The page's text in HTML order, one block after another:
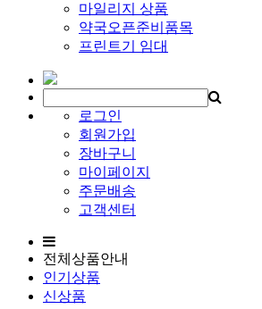
마일리지 상품
약국오픈준비품목
프린트기 임대
로그인
회원가입
장바구니
마이페이지
주문배송
고객센터
전체상품안내
인기상품
신상품